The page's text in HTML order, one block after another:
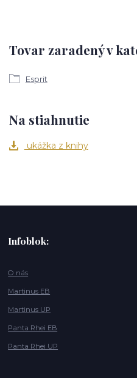
Tovar zaradený v
Esprit
Na stiahnutie
ukážka z knihy
Infoblok:
O nás
Martinus EB
Martinus UP
Panta Rhei EB
Panta Rhei UP